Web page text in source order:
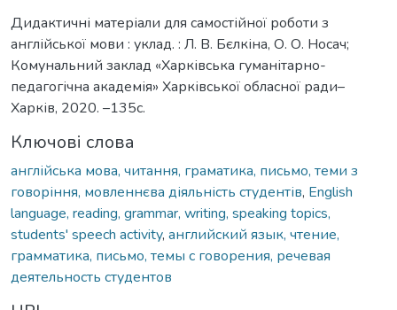
Дидактичні матеріали для самостійної роботи з
англійської мови : уклад. : Л. В. Бєлкіна, О. О. Носач;
Комунальний заклад «Харківська гуманітарно-
педагогічна академія» Харківської обласної ради–
Харків, 2020. –135с.
Ключові слова
англійська мова, читання, граматика, письмо, теми з
говоріння, мовленнєва діяльність студентів, English
language, reading, grammar, writing, speaking topics,
students' speech activity, английский язык, чтение,
грамматика, письмо, темы с говорения, речевая
деятельность студентов